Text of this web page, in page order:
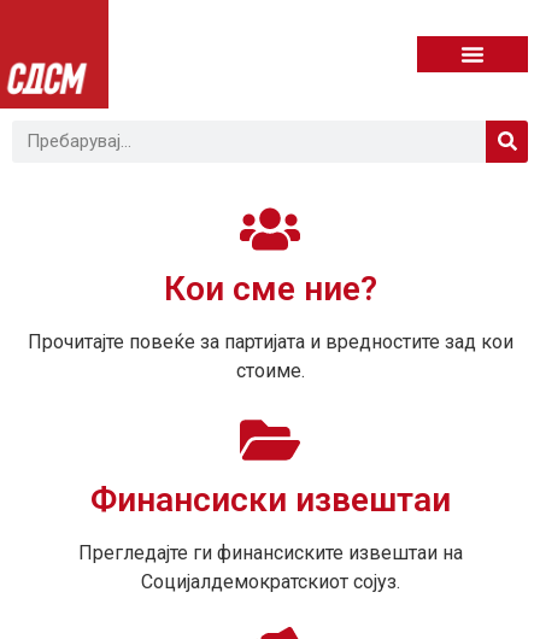
Кои сме ние?
Прочитајте повеќе за партијата и вредностите зад кои
стоиме.
Финансиски извештаи
Прегледајте ги финансиските извештаи на
Социјалдемократскиот сојуз.